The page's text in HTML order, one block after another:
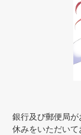
銀行及び郵便局
休みをいただい